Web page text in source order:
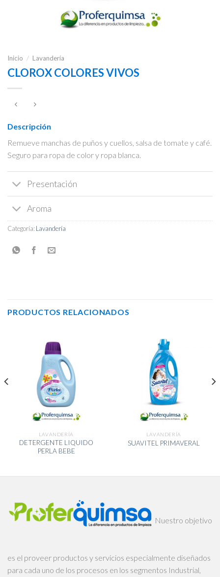
Inicio / Lavandería
CLOROX COLORES VIVOS
Descripción
Remueve manchas de puños y cuellos, salsa de tomate y café.
Seguro para ropa de color y ropa blanca.
Presentación
Aroma
Categoría: Lavandería
PRODUCTOS RELACIONADOS
LAVANDERÍA
DETERGENTE LIQUIDO
PERLA BEBE
LAVANDERÍA
SUAVITEL PRIMAVERAL
Nuestro objetivo
es el proveer productos y servicios especialmente diseñados
para cada uno de los procesos en los segmentos Industrial,